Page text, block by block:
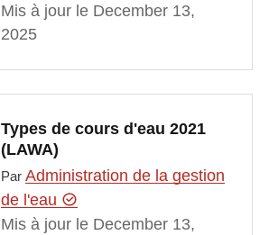
Mis à jour le December 13,
2025
Types de cours d'eau 2021
(LAWA)
Par Administration de la gestion
de l'eau
Mis à jour le December 13,